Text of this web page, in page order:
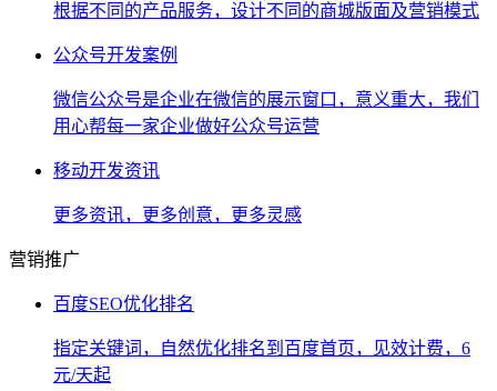
根据不同的产品服务，设计不同的商城版面及营销模式
公众号开发案例
微信公众号是企业在微信的展示窗口，意义重大，我们
用心帮每一家企业做好公众号运营
移动开发资讯
更多资讯，更多创意，更多灵感
营销推广
百度SEO优化排名
指定关键词，自然优化排名到百度首页，见效计费，6
元/天起